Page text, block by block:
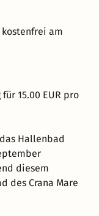
am
15.00 EUR pro
Hallenbad
diesem
des Crana Mare